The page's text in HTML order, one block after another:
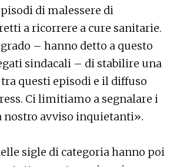
di malessere di
a ricorrere a cure sanitarie.
– hanno detto a questo
sindacali – di stabilire una
questi episodi e il diffuso
Ci limitiamo a segnalare i
nostro avviso inquietanti».
sigle di categoria hanno poi